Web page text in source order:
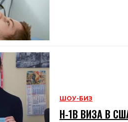
ШОУ-БИЗ
H-1B ВИЗА В